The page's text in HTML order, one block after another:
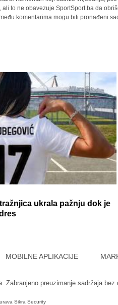
to ne obavezuje SportSport.ba da
komentarima mogu biti pronađeni
ukrala pažnju dok je
MOBILNE APLIKACIJE
Zabranjeno preuzimanje sadržaja bez
Sikra Security